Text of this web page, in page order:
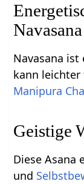
Navasana
Navasana
kann leichter
Manipura
Geistige
Diese Asana
und